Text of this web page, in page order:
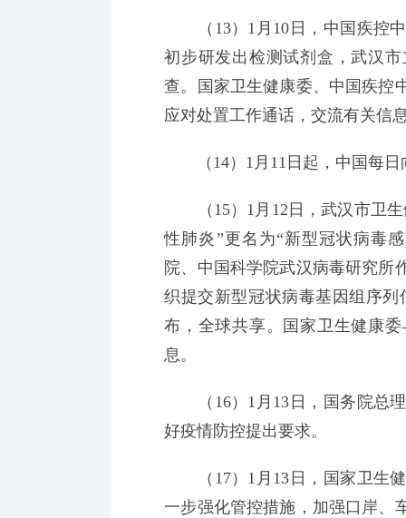
（13）1月10日，中国疾控中
初步研发出检测试剂盒，武汉
查。国家卫生健康委、中国疾控
应对处置工作通话，交流有关信
（14）1月11日起，中国每日
（15）1月12日，武汉市卫生
性肺炎”更名为“新型冠状病毒
院、中国科学院武汉病毒研究所
织提交新型冠状病毒基因组序
布，全球共享。国家卫生健康
息。
（16）1月13日，国务院总理
好疫情防控提出要求。
（17）1月13日，国家卫生健
一步强化管控措施，加强口岸、